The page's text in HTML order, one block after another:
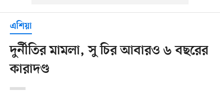
এশিয়া
দুর্নীতির মামলা, সু চির আবারও ৬ বছরের
কারাদণ্ড